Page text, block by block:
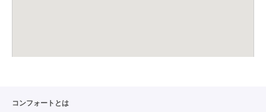
コンフォートとは